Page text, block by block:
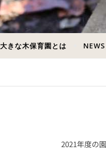
大きな木保育園とは NEWS
2021年度の